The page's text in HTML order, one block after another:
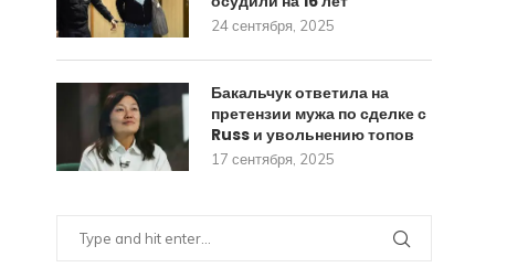
24 сентября, 2025
Бакальчук ответила на
претензии мужа по сделке с
Russ и увольнению топов
17 сентября, 2025